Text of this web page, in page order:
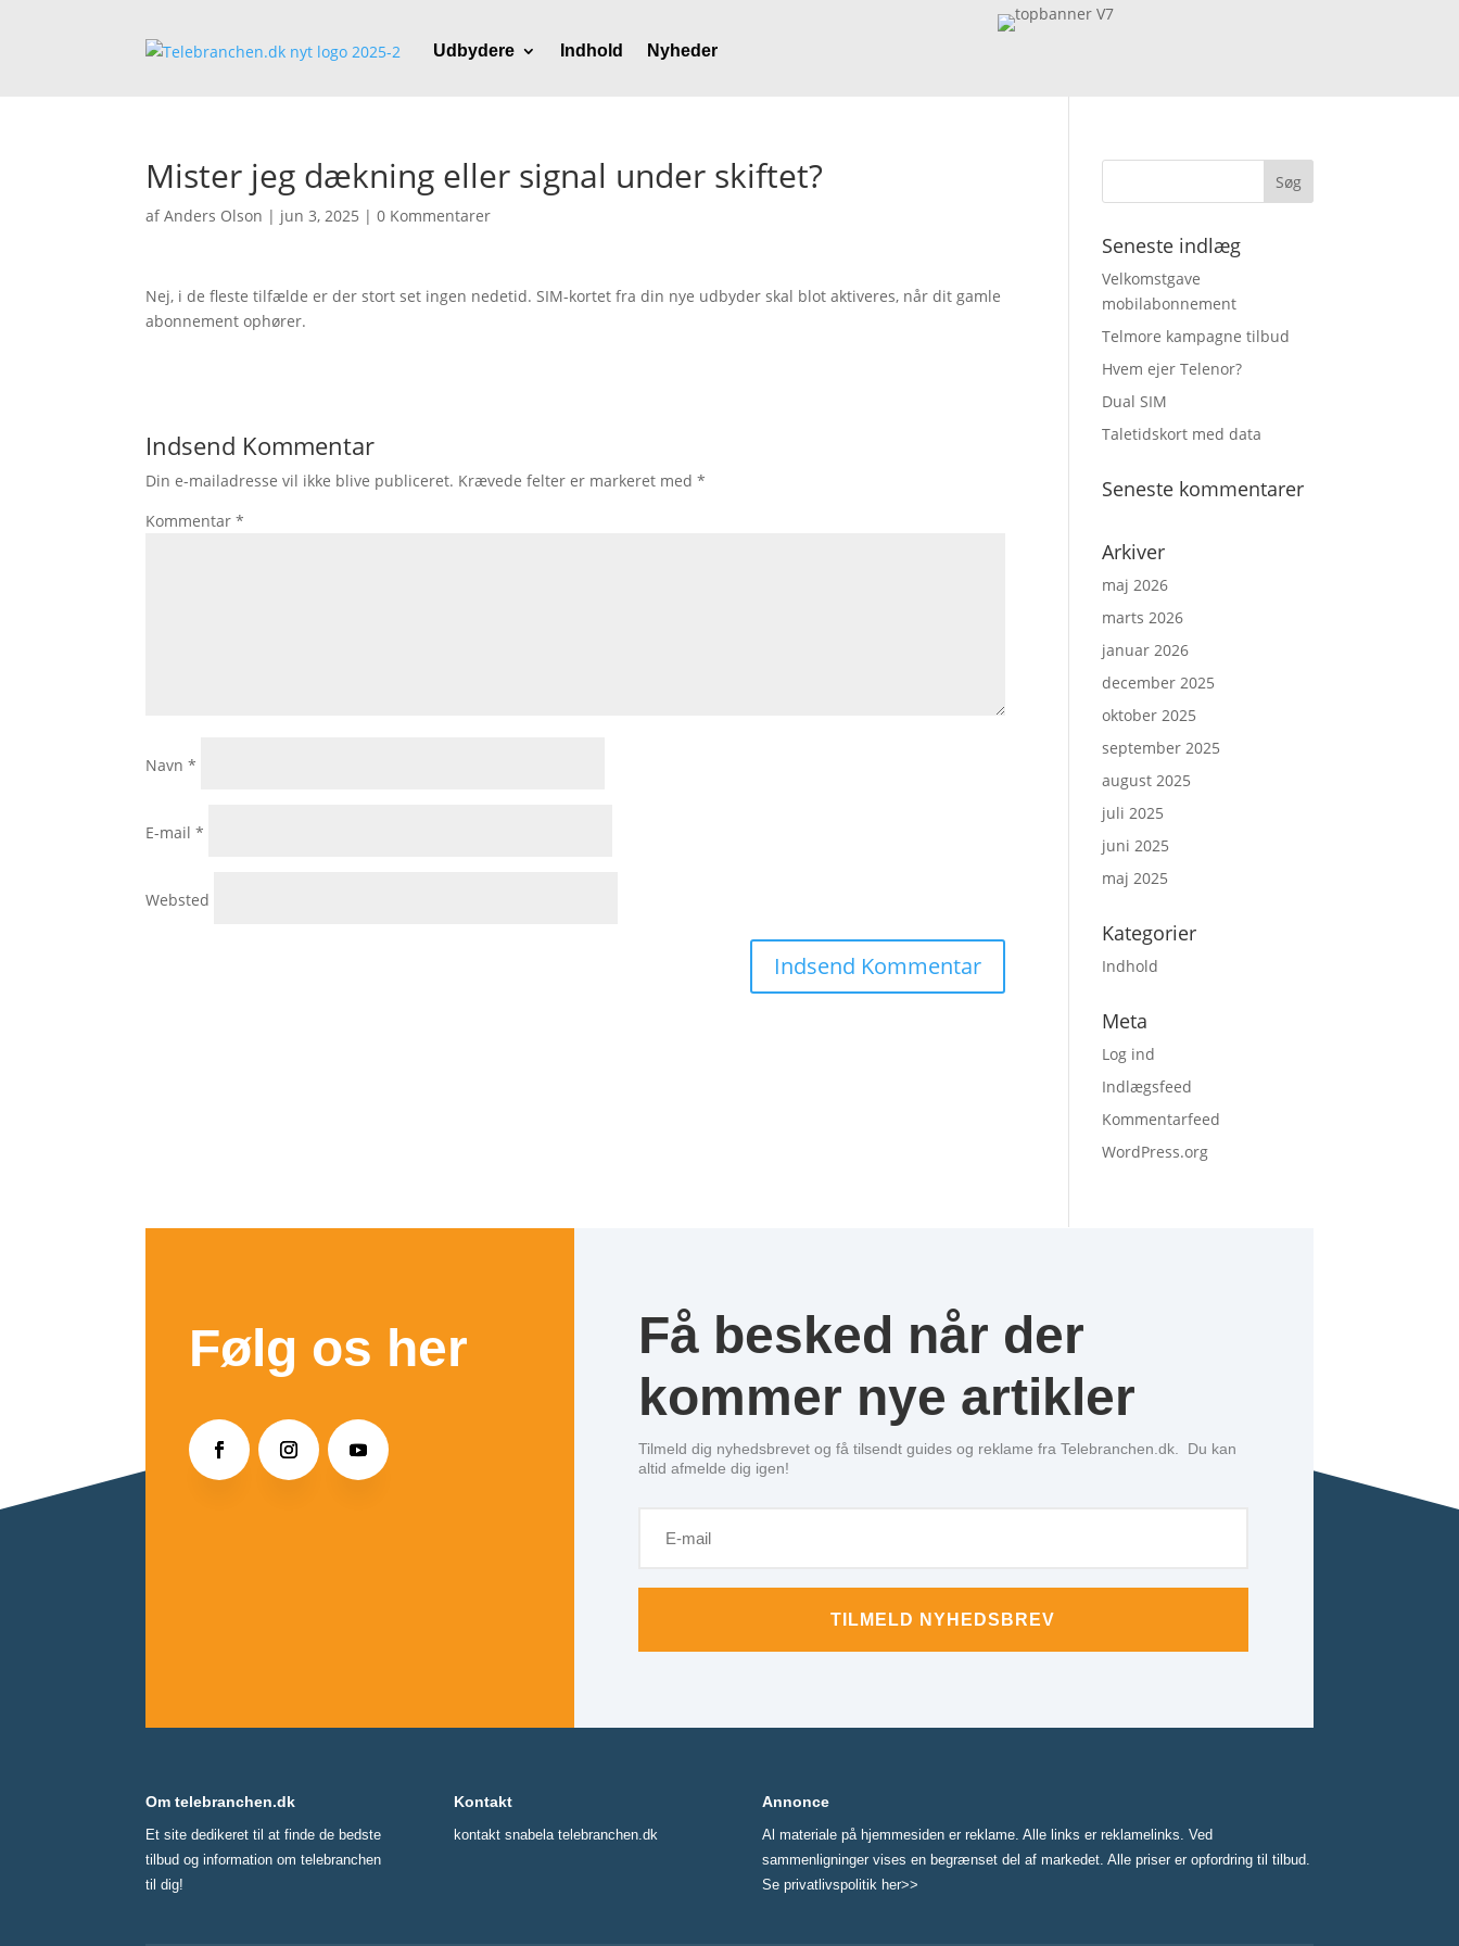
Udbydere Indhold Nyheder
Mister jeg dækning eller signal under skiftet?
afAnders Olson | jun 3, 2025 |0 Kommentarer
Nej, i de fleste tilfælde er der stort set ingen nedetid. SIM-kortet fra din nye udbyder skal blot aktiveres, når dit gamle
abonnement ophører.
Indsend Kommentar
Din e-mailadresse vil ikke blive publiceret. Krævede felter er markeret med*
Kommentar*
Navn*
E-mail*
Websted
Seneste indlæg
Velkomstgave
mobilabonnement
Telmore kampagne tilbud
Hvem ejer Telenor?
Dual SIM
Taletidskort med data
Seneste kommentarer
Arkiver
maj 2026
marts 2026
januar 2026
december 2025
oktober 2025
september 2025
august 2025
juli 2025
juni 2025
maj 2025
Kategorier
Indhold
Meta
Log ind
Indlægsfeed
Kommentarfeed
WordPress.org
Følg os her
Få besked når der
kommer nye artikler
Tilmeld dig nyhedsbrevet og få tilsendt guides og reklame fra Telebranchen.dk. Du kan
altid afmelde dig igen!
TILMELD NYHEDSBREV
Om telebranchen.dk
Et site dedikeret til at finde de bedste
tilbud og information om telebranchen
til dig!
Kontakt
kontakt snabela telebranchen.dk
Annonce
Al materiale på hjemmesiden er reklame. Alle links er reklamelinks. Ved
sammenligninger vises en begrænset del af markedet. Alle priser er opfordring til tilbud.
Se privatlivspolitik her>>